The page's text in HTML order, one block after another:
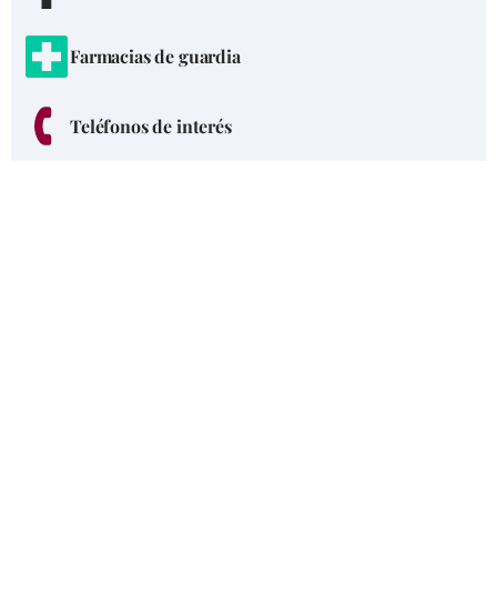
Farmacias de guardia
Teléfonos de interés